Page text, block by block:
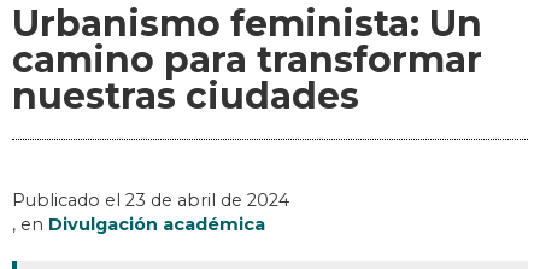
Urbanismo feminista: Un
camino para transformar
nuestras ciudades
Publicado el 23 de abril de 2024
, en Divulgación académica